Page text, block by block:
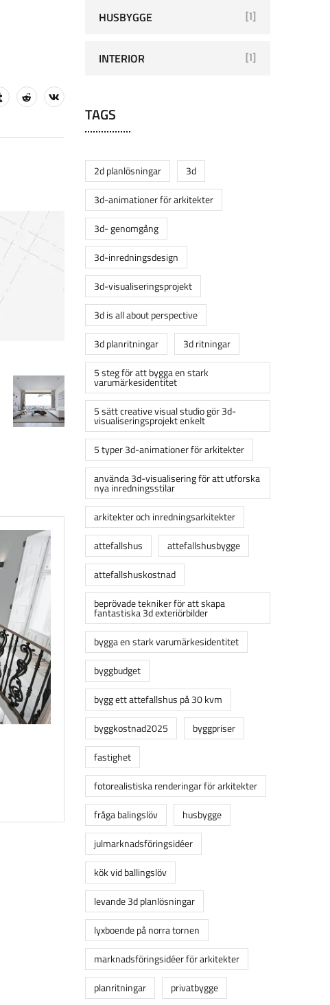
HUSBYGGE [1]
INTERIOR [1]
TAGS
2d planlösningar
3d
3d-animationer för arkitekter
3d- genomgång
3d-inredningsdesign
3d-visualiseringsprojekt
3d is all about perspective
3d planritningar
3d ritningar
5 steg för att bygga en stark
varumärkesidentitet
5 sätt creative visual studio gör 3d-
visualiseringsprojekt enkelt
5 typer 3d-animationer för arkitekter
använda 3d-visualisering för att utforska
nya inredningsstilar
arkitekter och inredningsarkitekter
attefallshus
attefallshusbygge
attefallshuskostnad
beprövade tekniker för att skapa
fantastiska 3d exteriörbilder
bygga en stark varumärkesidentitet
byggbudget
bygg ett attefallshus på 30 kvm
byggkostnad2025
byggpriser
fastighet
fotorealistiska renderingar för arkitekter
fråga balingslöv
husbygge
julmarknadsföringsidéer
kök vid ballingslöv
levande 3d planlösningar
lyxboende på norra tornen
marknadsföringsidéer för arkitekter
planritningar
privatbygge